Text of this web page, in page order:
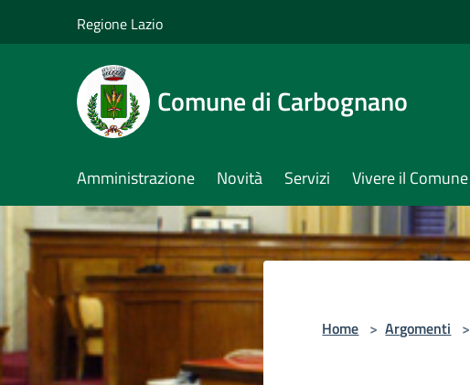
Regione Lazio
Comune di Carbognano
Amministrazione Novità Servizi Vivere il Comune
Home > Argomenti >